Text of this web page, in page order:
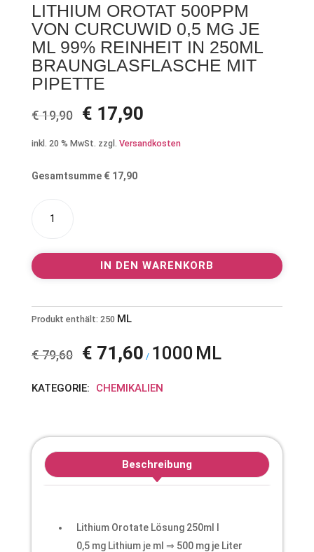
LITHIUM OROTAT 500PPM
VON CURCUWID 0,5 MG JE
ML 99% REINHEIT IN 250ML
BRAUNGLASFLASCHE MIT
PIPETTE
€19,90 Ursprünglicher
Preis
war:
€ 17,90Aktueller
ist:
inkl. 20 % MwSt. zzgl. Versandkosten
Gesamtsumme €17,90
Orotat
von
CurcuWid
je
99%
in
Pipette
Menge
IN DEN WARENKORB
Produkt enthält: 250 ML
€79,60 € 71,60 / 1000 ML
KATEGORIE: CHEMIKALIEN
Beschreibung
Lithium Orotate Lösung 250ml I
0,5 mg Lithium je ml ⇒ 500 mg je Liter